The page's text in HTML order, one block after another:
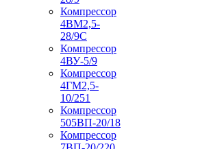
Компрессор
4ВМ2,5-
28/9С
Компрессор
4ВУ-5/9
Компрессор
4ГМ2,5-
10/251
Компрессор
505ВП-20/18
Компрессор